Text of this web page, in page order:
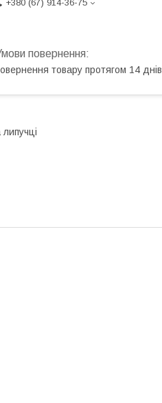
+380 (67) 914-36-75
товару протягом 14 днів